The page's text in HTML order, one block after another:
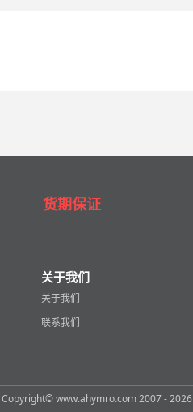
货期保证
关于我们
关于我们
联系我们
Copyright© www.ahymro.com 2007 - 2026